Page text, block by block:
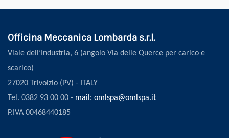
Officina Meccanica Lombarda s.r.l.
Viale dell’Industria, 6 (angolo Via delle Querce per carico e
scarico)
27020 Trivolzio (PV) - ITALY
Tel. 0382 93 00 00 - mail: omlspa@omlspa.it
P.IVA 00468440185